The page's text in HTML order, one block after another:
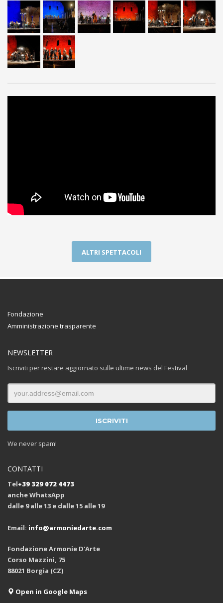
ALTRI SPETTACOLI
Fondazione
Amministrazione trasparente
NEWSLETTER
Iscriviti per restare aggiornato sulle ultime news del Festival
We never spam!
CONTATTI
Tel+39 329 072 4473
anche WhatsApp
dalle 9 alle 13 e dalle 15 alle 19
Email: info@armoniedarte.com
Fondazione Armonie D'Arte
Corso Mazzini, 75
88021 Borgia (CZ)
Open in Google Maps